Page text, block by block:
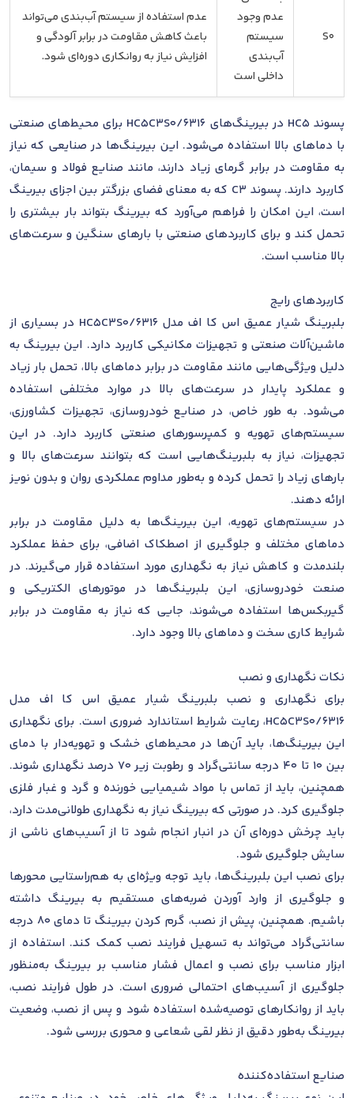
S0
عدم وجود
سیستم
آب‌بندی
داخلی است
عدم استفاده از سیستم آب‌بندی می‌تواند
باعث کاهش مقاومت در برابر آلودگی و
افزایش نیاز به روانکاری دوره‌ای شود.
پسوند HC5 در بیرینگ‌های 6316/HC5C3S0 برای محیط‌های صنعتی
با دماهای بالا استفاده می‌شود. این بیرینگ‌ها در صنایعی که نیاز
به مقاومت در برابر گرمای زیاد دارند، مانند صنایع فولاد و سیمان،
کاربرد دارند. پسوند C3 که به معنای فضای بزرگتر بین اجزای بیرینگ
است، این امکان را فراهم می‌آورد که بیرینگ بتواند بار بیشتری را
تحمل کند و برای کاربردهای صنعتی با بارهای سنگین و سرعت‌های
بالا مناسب است.
کاربردهای رایج
بلبرینگ شیار عمیق اس کا اف مدل 6316/HC5C3S0 در بسیاری از
ماشین‌آلات صنعتی و تجهیزات مکانیکی کاربرد دارد. این بیرینگ به
دلیل ویژگی‌هایی مانند مقاومت در برابر دماهای بالا، تحمل بار زیاد
و عملکرد پایدار در سرعت‌های بالا در موارد مختلفی استفاده
می‌شود. به طور خاص، در صنایع خودروسازی، تجهیزات کشاورزی،
سیستم‌های تهویه و کمپرسورهای صنعتی کاربرد دارد. در این
تجهیزات، نیاز به بلبرینگ‌هایی است که بتوانند سرعت‌های بالا و
بارهای زیاد را تحمل کرده و به‌طور مداوم عملکردی روان و بدون نویز
ارائه دهند.
در سیستم‌های تهویه، این بیرینگ‌ها به دلیل مقاومت در برابر
دماهای مختلف و جلوگیری از اصطکاک اضافی، برای حفظ عملکرد
بلندمدت و کاهش نیاز به نگهداری مورد استفاده قرار می‌گیرند. در
صنعت خودروسازی، این بلبرینگ‌ها در موتورهای الکتریکی و
گیربکس‌ها استفاده می‌شوند، جایی که نیاز به مقاومت در برابر
شرایط کاری سخت و دماهای بالا وجود دارد.
نکات نگهداری و نصب
برای نگهداری و نصب بلبرینگ شیار عمیق اس کا اف مدل
6316/HC5C3S0، رعایت شرایط استاندارد ضروری است. برای نگهداری
این بیرینگ‌ها، باید آن‌ها در محیط‌های خشک و تهویه‌دار با دمای
بین 10 تا 40 درجه سانتی‌گراد و رطوبت زیر 70 درصد نگهداری شوند.
همچنین، باید از تماس با مواد شیمیایی خورنده و گرد و غبار فلزی
جلوگیری کرد. در صورتی که بیرینگ نیاز به نگهداری طولانی‌مدت دارد،
باید چرخش دوره‌ای آن در انبار انجام شود تا از آسیب‌های ناشی از
سایش جلوگیری شود.
برای نصب این بلبرینگ‌ها، باید توجه ویژه‌ای به هم‌راستایی محورها
و جلوگیری از وارد آوردن ضربه‌های مستقیم به بیرینگ داشته
باشیم. همچنین، پیش از نصب، گرم کردن بیرینگ تا دمای 80 درجه
سانتی‌گراد می‌تواند به تسهیل فرایند نصب کمک کند. استفاده از
ابزار مناسب برای نصب و اعمال فشار مناسب بر بیرینگ به‌منظور
جلوگیری از آسیب‌های احتمالی ضروری است. در طول فرایند نصب،
باید از روانکارهای توصیه‌شده استفاده شود و پس از نصب، وضعیت
بیرینگ به‌طور دقیق از نظر لقی شعاعی و محوری بررسی شود.
صنایع استفاده‌کننده